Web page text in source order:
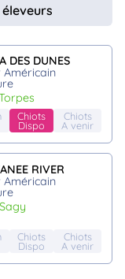
DES DUNES
Américain
torpes
Chiots
Dispo
Chiots
A venir
RIVER
Américain
sagy
Chiots
Dispo
Chiots
A venir